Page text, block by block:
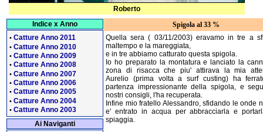
Indice x Anno
• Catture Anno 2011
• Catture Anno 2010
• Catture Anno 2009
• Catture Anno 2008
• Catture Anno 2007
• Catture Anno 2006
• Catture Anno 2005
• Catture Anno 2004
• Catture Anno 2003
Ai Naviganti
Spigola al 33 %
Quella sera ( 03/11/2003) eravamo in tre a
maltempo e la mareggiata,
e in tre abbiamo catturato questa spigola.
Io ho preparato la montatura e lanciato la
zona di risacca che piu' attirava la mia
Aurelio (prima volta a surf custing) ha
partenza impressionante della spigola, e
nostri consigli, l'ha recuperata.
Infine mio fratello Alessandro, sfidando le onde
e' entrato in acqua per abbracciarla e
spiaggia.
Roberto